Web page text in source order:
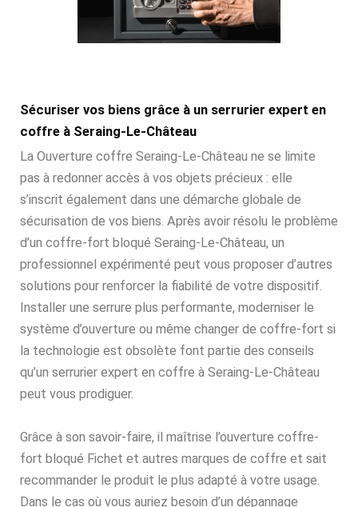
Sécuriser vos biens grâce à un serrurier expert en
coffre à Seraing-Le-Château
La Ouverture coffre Seraing-Le-Château ne se limite
pas à redonner accès à vos objets précieux : elle
s’inscrit également dans une démarche globale de
sécurisation de vos biens. Après avoir résolu le problème
d’un coffre-fort bloqué Seraing-Le-Château, un
professionnel expérimenté peut vous proposer d’autres
solutions pour renforcer la fiabilité de votre dispositif.
Installer une serrure plus performante, moderniser le
système d’ouverture ou même changer de coffre-fort si
la technologie est obsolète font partie des conseils
qu’un serrurier expert en coffre à Seraing-Le-Château
peut vous prodiguer.
Grâce à son savoir-faire, il maîtrise l’ouverture coffre-
fort bloqué Fichet et autres marques de coffre et sait
recommander le produit le plus adapté à votre usage.
Dans le cas où vous auriez besoin d’un dépannage